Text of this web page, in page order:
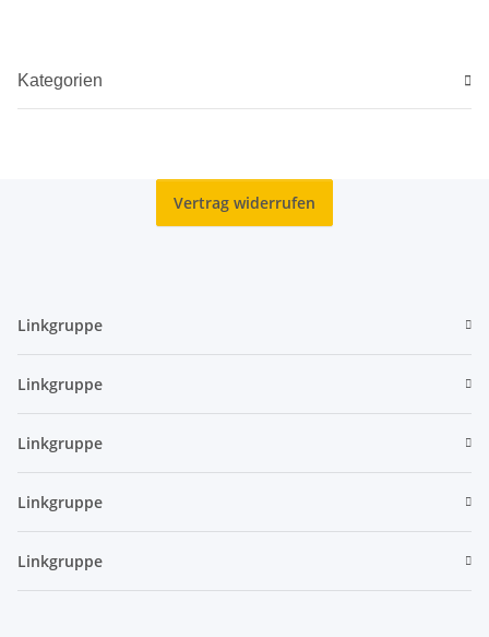
Kategorien
Vertrag widerrufen
Linkgruppe
Linkgruppe
Linkgruppe
Linkgruppe
Linkgruppe